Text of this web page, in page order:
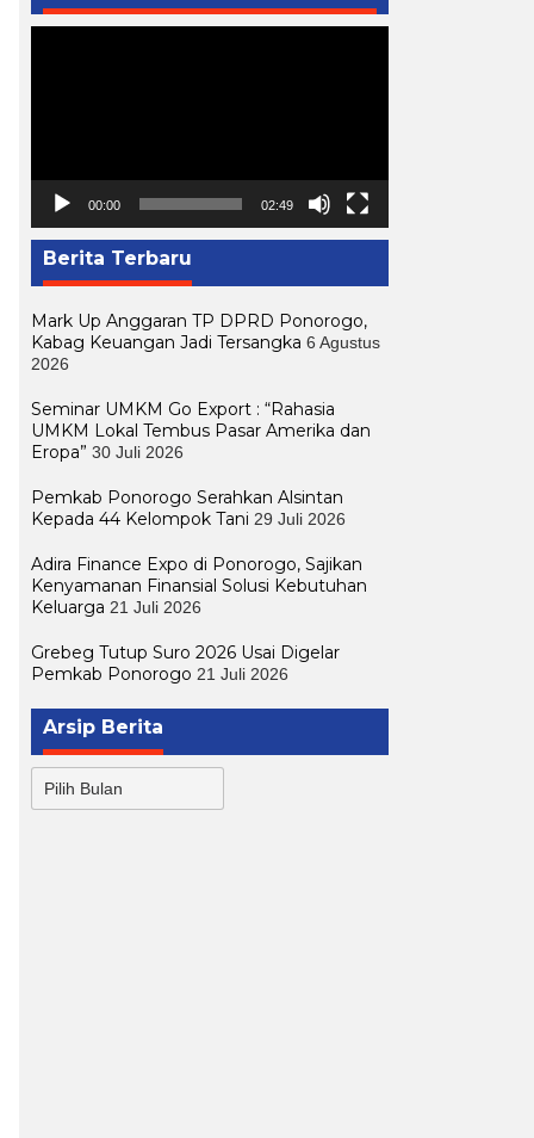
00:00 02:49
Berita Terbaru
Mark Up Anggaran TP DPRD Ponorogo,
Kabag Keuangan Jadi Tersangka 6 Agustus
2026
Seminar UMKM Go Export : “Rahasia
UMKM Lokal Tembus Pasar Amerika dan
Eropa” 30 Juli 2026
Pemkab Ponorogo Serahkan Alsintan
Kepada 44 Kelompok Tani 29 Juli 2026
Adira Finance Expo di Ponorogo, Sajikan
Kenyamanan Finansial Solusi Kebutuhan
Keluarga 21 Juli 2026
Grebeg Tutup Suro 2026 Usai Digelar
Pemkab Ponorogo 21 Juli 2026
Arsip Berita
Berita